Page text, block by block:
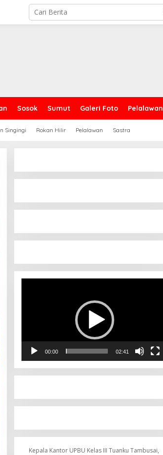
Sosok Sumut Galeri Foto Pelalawan
Singingi Rokan Hilir Pelalawan Sastra
00:00 02:41
Kepala Kantor UPBU Kelas III Tuanku Tambusai,